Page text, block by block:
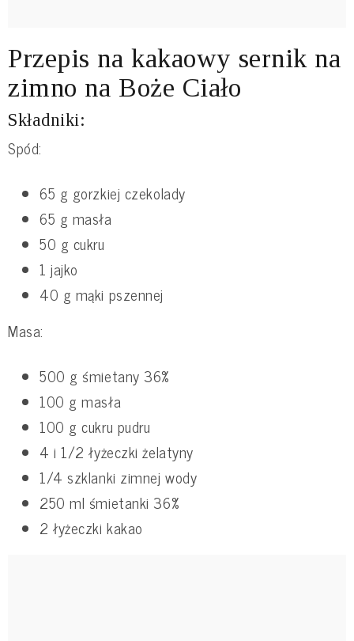
Przepis na kakaowy sernik na
zimno na Boże Ciało
Składniki:
Spód:
65 g gorzkiej czekolady
65 g masła
50 g cukru
1 jajko
40 g mąki pszennej
Masa:
500 g śmietany 36%
100 g masła
100 g cukru pudru
4 i 1/2 łyżeczki żelatyny
1/4 szklanki zimnej wody
250 ml śmietanki 36%
2 łyżeczki kakao